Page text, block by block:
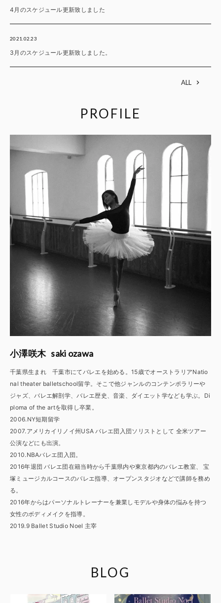
4月のスケジュール更新致しました
2021.02.23
3月のスケジュール更新致しました。
ALL
PROFILE
小澤咲木 saki ozawa
千葉県生まれ 千葉市にてバレエを始める。15歳でオーストラリアNatio
nal theater balletschool留学。そこで他ジャンルのコンテンポラリーや
ジャズ、バレエ解剖学、バレエ歴史、音楽、ダイエット学なども学ぶ。Di
ploma of the artを取得し卒業。
2006.NY短期留学
2007.アメリカイリノイ州USA バレエ団入団ソリストとして 全米ツアー
公演などにも出演。
2010.NBAバレエ団入団。
2016年退団 バレエ団在籍当時から千葉県内や東京都内のバレエ教室、 宝
塚ミュージカルコースのバレエ指導、オープンスタジオなどで講師を務め
る。
2016年からはパーソナルトレーナーを兼業しモデルや身体の悩みを持つ
女性のボディメイクを指導。
2019.9 Ballet Studio Noel 主宰
BLOG